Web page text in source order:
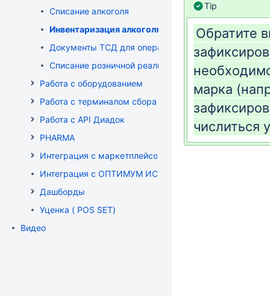
Списание алкоголя
Инвентаризация алкоголя
Документы ТСД для операций с алкоголем
Списание розничной реализации алкоголя
Работа с оборудованием
Работа с терминалом сбора данных (ТСД)
Работа с API Диадок
PHARMA
Интеграция с маркетплейсом Wildberries
Интеграция с ОПТИМУМ ИСУМТ
Дашборды
Уценка ( POS SET)
Видео
Tip
Обратите
марка
числиться